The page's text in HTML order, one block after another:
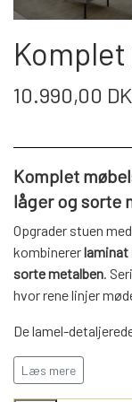
10.990,00
Komplet
låger og sorte
Opgrader stuen
kombinererlaminat
sorte metalben .
hvor rene linjer
De lamel-
sorte metalben
Serien er både
Læs mere